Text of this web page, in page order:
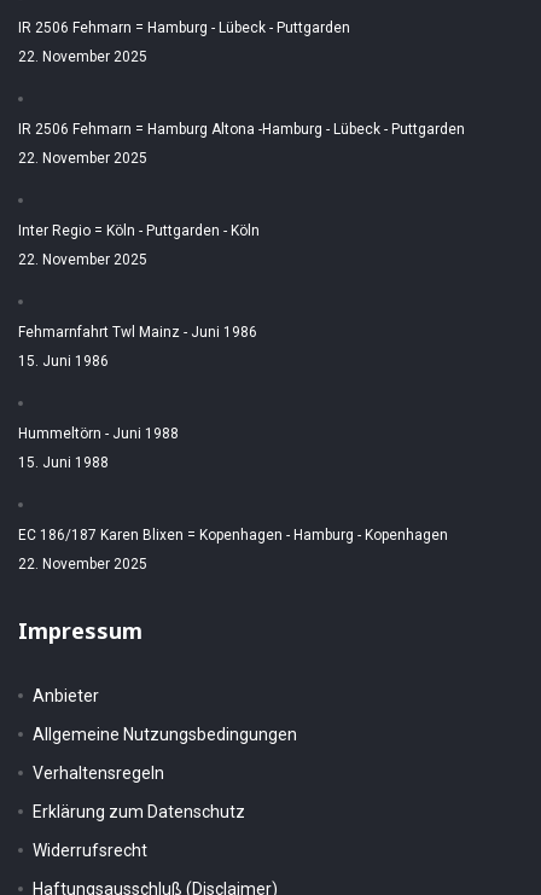
IR 2506 Fehmarn = Hamburg - Lübeck - Puttgarden
22. November 2025
IR 2506 Fehmarn = Hamburg Altona -Hamburg - Lübeck - Puttgarden
22. November 2025
Inter Regio = Köln - Puttgarden - Köln
22. November 2025
Fehmarnfahrt Twl Mainz - Juni 1986
15. Juni 1986
Hummeltörn - Juni 1988
15. Juni 1988
EC 186/187 Karen Blixen = Kopenhagen - Hamburg - Kopenhagen
22. November 2025
Impressum
Anbieter
Allgemeine Nutzungsbedingungen
Verhaltensregeln
Erklärung zum Datenschutz
Widerrufsrecht
Haftungsausschluß (Disclaimer)